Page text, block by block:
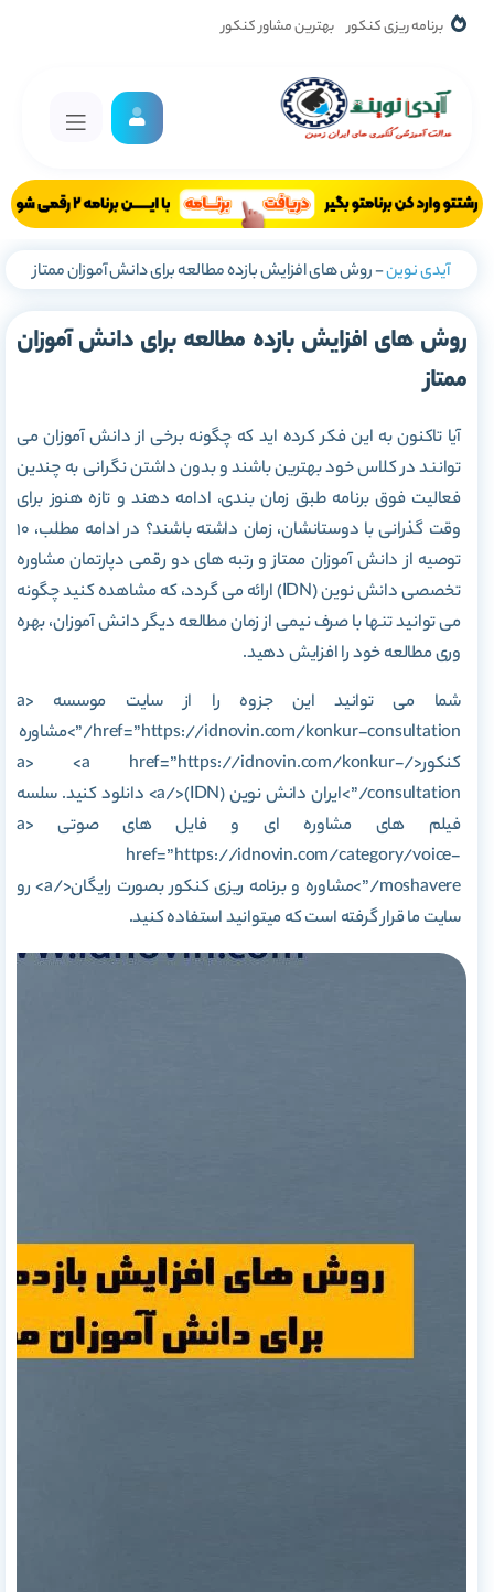
برنامه ریزی کنکور بهترین مشاور کنکور
آیدی نوین-روش های افزایش بازده مطالعه برای دانش آموزان ممتاز
روش های افزایش بازده مطالعه برای دانش آموزان
ممتاز
آیا تاکنون به این فکر کرده اید که چگونه برخی از دانش آموزان می
توانند در کلاس خود بهترین باشند و بدون داشتن نگرانی به چندین
فعالیت فوق برنامه طبق زمان بندی، ادامه دهند و تازه هنوز برای
وقت گذرانی با دوستانشان، زمان داشته باشند؟ در ادامه مطلب، ۱۰
توصیه از دانش آموزان ممتاز و رتبه های دو رقمی دپارتمان مشاوره
تخصصی دانش نوین (IDN) ارائه می گردد، که مشاهده کنید چگونه
می توانید تنها با صرف نیمی از زمان مطالعه دیگر دانش آموزان، بهره
وری مطالعه خود را افزایش دهید.
شما می توانید این جزوه را از سایت موسسه <a
href=”https://idnovin.com/konkur-consultation/”>مشاوره
کنکور</a> <a href=”https://idnovin.com/konkur-
consultation/”>ایران دانش نوین (IDN)</a> دانلود کنید. سلسه
فیلم های مشاوره ای و فایل های صوتی <a
href=”https://idnovin.com/category/voice-
moshavere/”>مشاوره و برنامه ریزی کنکور بصورت رایگان</a> رو
سایت ما قرار گرفته است که میتوانید استفاده کنید.